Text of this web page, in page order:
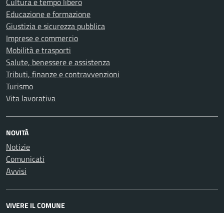
Educazione e formazione
Giustizia e sicurezza pubblica
Imprese e commercio
Mobilità e trasporti
Salute, benessere e assistenza
Tributi, finanze e contravvenzioni
Turismo
Vita lavorativa
NOVITÀ
Notizie
Comunicati
Avvisi
VIVERE IL COMUNE